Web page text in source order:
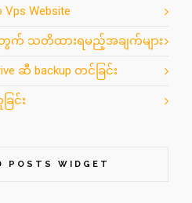
Vps Website
အတွက် သတိထားရမည့်အချက်များ
ဆီ backup တင်ခြင်း
ြင်း
POSTS WIDGET